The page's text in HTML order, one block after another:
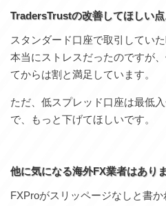
TradersTrustの改善してほしい点
スタンダード口座で取引してい
本当にストレスだったのですが
てからは割と満足しています。
ただ、低スプレッド口座は最低
で、もっと下げてほしいです。
他に気になる海外FX業者はあり
FXProがスリッページなしと書